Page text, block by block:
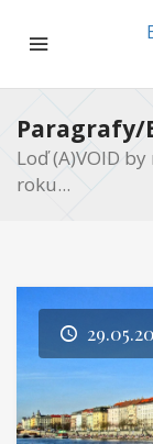
Paragrafy/
Loď (A)VOID
roku...